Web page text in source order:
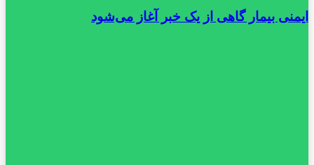
ایمنی بیمار گاهی از یک خبر آغاز می‌شود